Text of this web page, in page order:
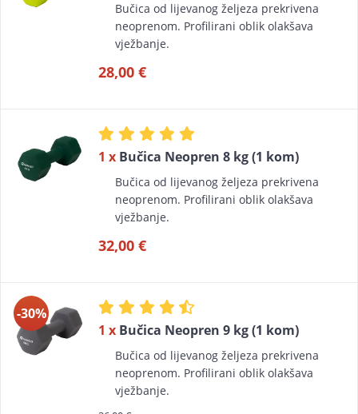
Bučica od lijevanog željeza prekrivena
neoprenom. Profilirani oblik olakšava
vježbanje.
28,00 €
1 x Bučica Neopren 8 kg (1 kom)
Bučica od lijevanog željeza prekrivena
neoprenom. Profilirani oblik olakšava
vježbanje.
32,00 €
-30%
1 x Bučica Neopren 9 kg (1 kom)
Bučica od lijevanog željeza prekrivena
neoprenom. Profilirani oblik olakšava
vježbanje.